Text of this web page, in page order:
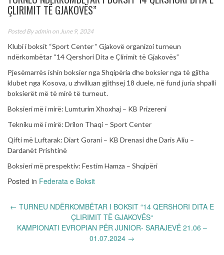
ÇLIRIMIT TË GJAKOVËS”
Posted Byadmin on June 9, 2024
Klubi i boksit “Sport Center ” Gjakovë organizoi turneun
ndërkombëtar “14 Qershori Dita e Çlirimit të Gjakovës”
Pjesëmarrës ishin boksier nga Shqipëria dhe boksier nga të gjitha
klubet nga Kosova, u zhvilluan gjithsej 18 duele, në fund juria shpalli
boksierët më të mirë të turneut.
Boksieri më i mirë: Lumturim Xhoxhaj – KB Prizereni
Tekniku më i mirë: Drilon Thaqi – Sport Center
Qifti më Luftarak: Diart Gorani – KB Drenasi dhe Daris Aliu –
Dardanët Prishtinë
Boksieri më prespektiv: Festim Hamza – Shqipëri
Posted in Federata e Boksit
Post
← TURNEU NDËRKOMBËTAR I BOKSIT “14 QERSHORI DITA E
ÇLIRIMIT TË GJAKOVËS“
KAMPIONATI EVROPIAN PËR JUNIOR- SARAJEVË 21.06 –
01.07.2024 →